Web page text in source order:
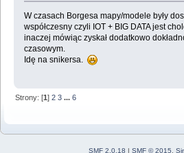
W czasach Borgesa mapy/modele były
współczesny czyli IOT + BIG DATA jest
inaczej mówiąc zyskał dodatkowo
czasowym.
Idę na snikersa.
Strony: [1]2 3 ...6
SMF 2.0.18 | SMF © 2015